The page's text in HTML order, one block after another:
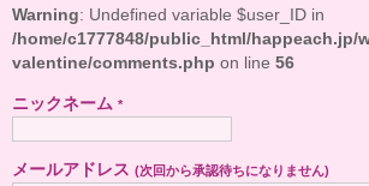
Warning
: Undefined variable $user_ID in
/home/c1777848/public_html/happeach.jp/
valentine/comments.php on line 56
ニックネーム *
メールアドレス (次回から承認待ちになりません)